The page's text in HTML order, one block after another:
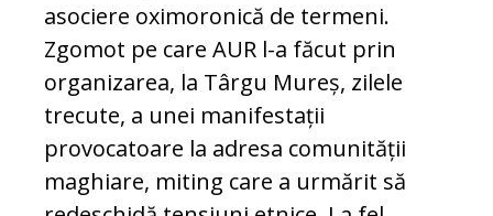
asociere oximoronică de termeni.
Zgomot pe care AUR l-a făcut prin
organizarea, la Târgu Mureș, zilele
trecute, a unei manifestații
provocatoare la adresa comunității
maghiare, miting care a urmărit să